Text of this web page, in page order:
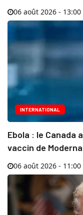
06 août 2026 - 13:00
INTERNATIONAL
Ebola : le Canada
vaccin de Moderna
06 août 2026 - 11:00